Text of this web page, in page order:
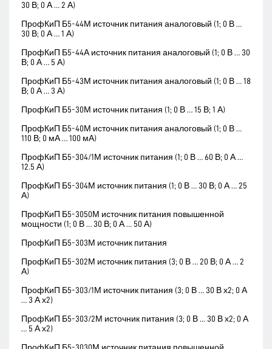
30 В; 0 А … 2 А)
ПрофКиП Б5-44М источник питания аналоговый (1; 0 В …
30 В; 0 А … 1 А)
ПрофКиП Б5-44А источник питания аналоговый (1; 0 В … 30
В; 0 А … 5 А)
ПрофКиП Б5-43М источник питания аналоговый (1; 0 В … 18
В; 0 А … 3 А)
ПрофКиП Б5-30М источник питания (1; 0 В … 15 В; 1 А)
ПрофКиП Б5-40М источник питания аналоговый (1; 0 В …
110 В; 0 мА … 100 мА)
ПрофКиП Б5-304/1М источник питания (1; 0 В … 60 В; 0 А …
12.5 А)
ПрофКиП Б5-304М источник питания (1; 0 В … 30 В; 0 А … 25
А)
ПрофКиП Б5-3050М источник питания повышенной
мощности (1; 0 В … 30 В; 0 А … 50 А)
ПрофКиП Б5-303М источник питания
ПрофКиП Б5-302М источник питания (3; 0 В … 20 В; 0 А … 2
А)
ПрофКиП Б5-303/1М источник питания (3; 0 В … 30 В х2; 0 А
… 3 А х2)
ПрофКиП Б5-303/2М источник питания (3; 0 В … 30 В х2; 0 А
… 5 А х2)
ПрофКиП Б5-3030М источник питания повышенной